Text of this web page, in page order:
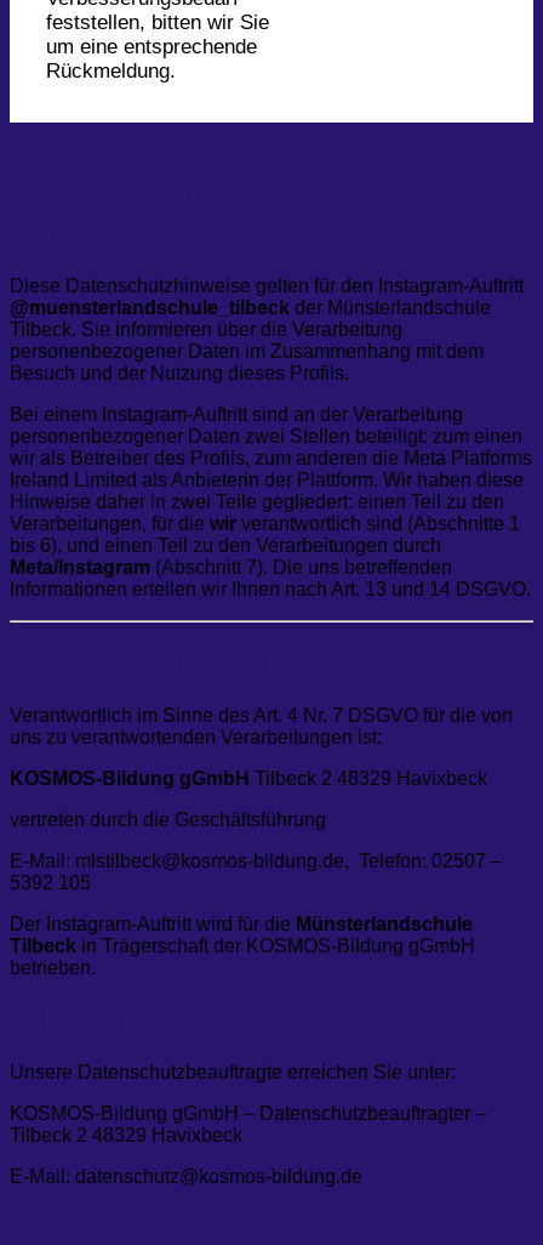
feststellen, bitten wir Sie
um eine entsprechende
Rückmeldung.
Diese Datenschutzhinweise gelten für den Instagram-Auftritt
@muensterlandschule_tilbeck der Münsterlandschule
Tilbeck. Sie informieren über die Verarbeitung
personenbezogener Daten im Zusammenhang mit dem
Besuch und der Nutzung dieses Profils.
Bei einem Instagram-Auftritt sind an der Verarbeitung
personenbezogener Daten zwei Stellen beteiligt: zum einen
wir als Betreiber des Profils, zum anderen die Meta Platforms
Ireland Limited als Anbieterin der Plattform. Wir haben diese
Hinweise daher in zwei Teile gegliedert: einen Teil zu den
Verarbeitungen, für die wir verantwortlich sind (Abschnitte 1
bis 6), und einen Teil zu den Verarbeitungen durch
Meta/Instagram (Abschnitt 7). Die uns betreffenden
Informationen erteilen wir Ihnen nach Art. 13 und 14 DSGVO.
Verantwortlich im Sinne des Art. 4 Nr. 7 DSGVO für die von
uns zu verantwortenden Verarbeitungen ist:
KOSMOS-Bildung gGmbH Tilbeck 2 48329 Havixbeck
vertreten durch die Geschäftsführung
E-Mail: mlstilbeck@kosmos-bildung.de, Telefon: 02507 –
5392 105
Der Instagram-Auftritt wird für die Münsterlandschule
Tilbeck in Trägerschaft der KOSMOS-Bildung gGmbH
betrieben.
Unsere Datenschutzbeauftragte erreichen Sie unter:
KOSMOS-Bildung gGmbH – Datenschutzbeauftragter –
Tilbeck 2 48329 Havixbeck
E-Mail: datenschutz@kosmos-bildung.de